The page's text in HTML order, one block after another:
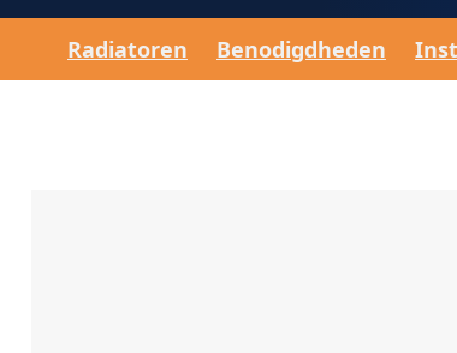
Radiatoren Benodigdheden